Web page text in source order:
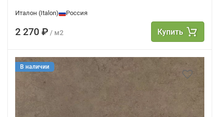
Италон (Italon) Россия
2 270 ₽ / м2 Купить
В наличии